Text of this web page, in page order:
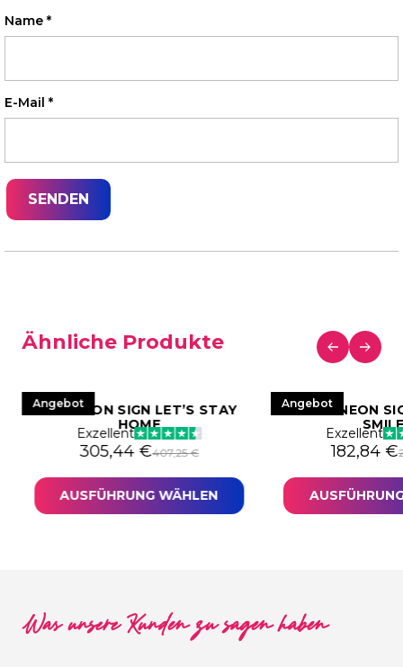
Name *
E-Mail *
Ähnliche Produkte
230,15 €
Angebot
LED NEON SIGN LET’S STAY
HOME
Exzellent
407,25€
Ursprünglicher Preis war: 407,25 €
305,44 €
Aktueller Preis ist: 305,44 €.
AUSFÜHRUNG WÄHLEN
AngebotLED NEON
Exzellent
182,84 €
Was unsere Kunden zu sagen haben